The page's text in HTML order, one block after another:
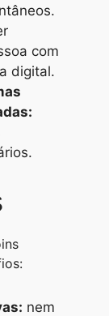
com
digital.
nem